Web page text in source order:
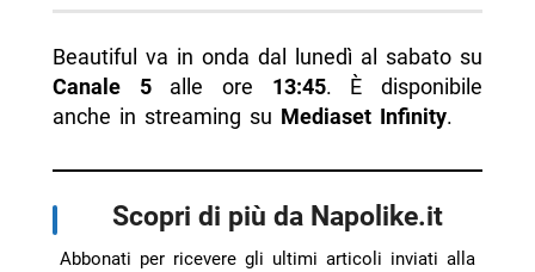
Beautiful va in onda dal lunedì al sabato su
Canale 5alle ore 13:45. È disponibile
anche in streaming su Mediaset Infinity.
Scopri di più da Napolike.it
Abbonati per ricevere gli ultimi articoli inviati alla